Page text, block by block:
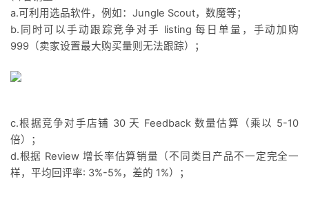
a.可利用选品软件，例如：Jungle Scout，数魔等；
b.同时可以手动跟踪竞争对手 listing 每日单量，手动加购
999（卖家设置最大购买量则无法跟踪）；
c.根据竞争对手店铺 30 天 Feedback 数量估算（乘以 5-10
倍）；
d.根据 Review 增长率估算销量（不同类目产品不一定完全一
样，平均回评率: 3%-5%，差的 1%）；